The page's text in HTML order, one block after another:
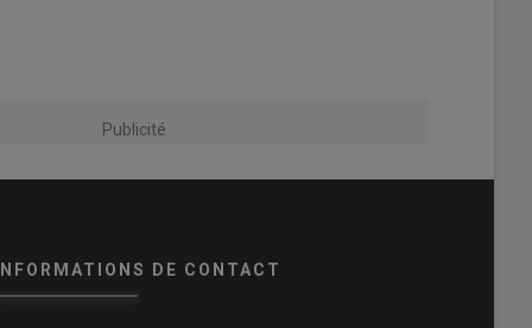
Publicité
INFORMATIONS DE CONTACT